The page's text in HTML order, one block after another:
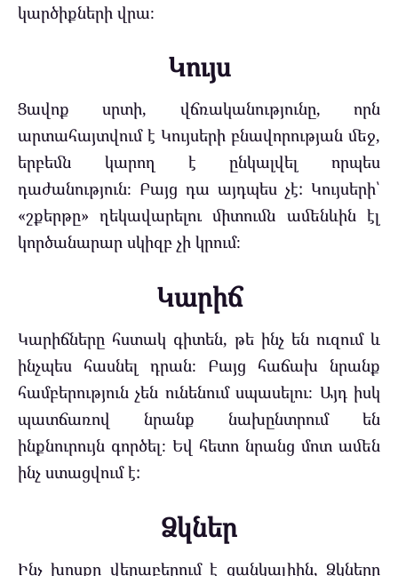
կարծիքների վրա։
Կույս
Ցավոք սրտի, վճռականությունը, որն
արտահայտվում է Կույսերի բնավորության մեջ,
երբեմն կարող է ընկալվել որպես
դաժանություն։ Բայց դա այդպես չէ: Կույսերի՝
«շքերթը» ղեկավարելու միտումն ամենևին էլ
կործանարար սկիզբ չի կրում։
Կարիճ
Կարիճները հստակ գիտեն, թե ինչ են ուզում և
ինչպես հասնել դրան։ Բայց հաճախ նրանք
համբերություն չեն ունենում սպասելու։ Այդ իսկ
պատճառով նրանք նախընտրում են
ինքնուրույն գործել։ Եվ հետո նրանց մոտ ամեն
ինչ ստացվում է:
Ձկներ
Ինչ խոսքը վերաբերում է ցանկալիին, Ձկները